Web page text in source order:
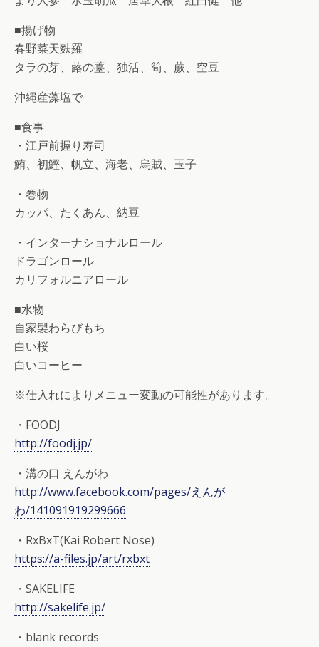
■揚げ物
春野菜天麩羅
タラの芽、蕗の薹、独活、筍、蕨、空豆
沖縄産藻塩で
■食事
・江戸前握り寿司
鮪、初鰹、帆立、海老、烏賊、玉子
・巻物
カッパ、たくあん、納豆
・インターナショナルロール
ドラゴンロール
カリフォルニアロール
■水物
自家製わらびもち
白い桜
白いコーヒー
※仕入れによりメニュー変動の可能性があります。
・FOODJ
http://foodj.jp/
・溝の口 えんがわ
http://www.facebook.com/pages/えんが
わ/141091919299666
・RxBxT(Kai Robert Nose)
https://a-files.jp/art/rxbxt
・SAKELIFE
http://sakelife.jp/
・blank records